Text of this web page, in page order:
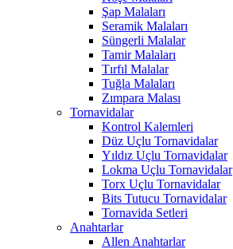
Şap Malaları
Seramik Malaları
Süngerli Malalar
Tamir Malaları
Tırfıl Malalar
Tuğla Malaları
Zımpara Malası
Tornavidalar
Kontrol Kalemleri
Düz Uçlu Tornavidalar
Yıldız Uçlu Tornavidalar
Lokma Uçlu Tornavidalar
Torx Uçlu Tornavidalar
Bits Tutucu Tornavidalar
Tornavida Setleri
Anahtarlar
Allen Anahtarlar